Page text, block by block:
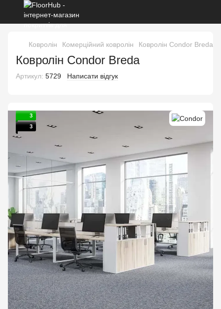
Ковролін Комерційний ковролін Ковролін Condor Breda
Ковролін Condor Breda
Артикул: 5729 Написати відгук
3
3